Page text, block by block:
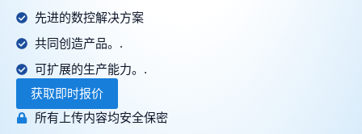
先进的数控解决方案
共同创造产品。.
可扩展的生产能力。.
获取即时报价
所有上传内容均安全保密